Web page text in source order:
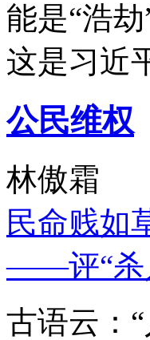
能是“浩
这是习近
公民维权
林傲霜
民命贱如
——评“杀
古语云：